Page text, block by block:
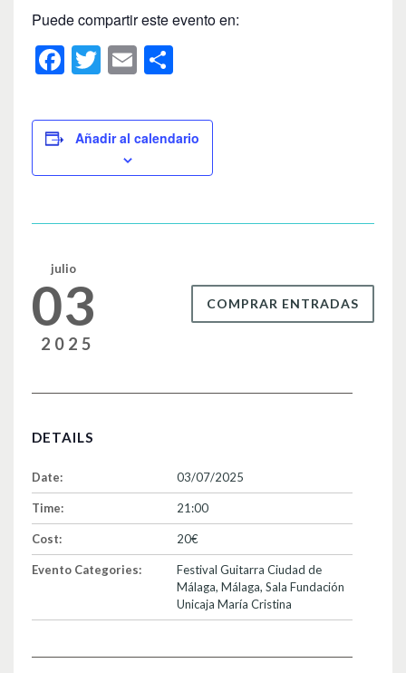
Puede compartir este evento en:
F
c
e
b
o
k
T
tt
er
E
ailm
p
ar
Añadir al calendario
julio
03
2025
COMPRAR ENTRADAS
DETAILS
Date: 03/07/2025
Time: 21:00
Cost: 20€
Evento Categories:
Festival Guitarra Ciudad de
Málaga, Málaga, Sala Fundación
Unicaja María Cristina